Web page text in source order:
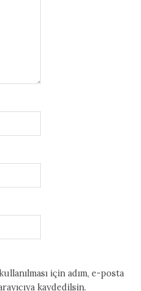
için adım, e-posta
kaydedilsin.